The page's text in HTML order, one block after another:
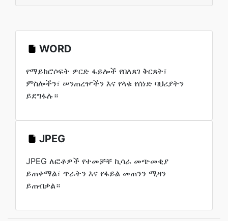
WORD
የማይክሮሶፍት ዎርድ ፋይሎች የበለጸገ ቅርጸት፣
ምስሎችን፣ ሠንጠረዦችን እና የላቁ የሰነድ ባህሪያትን
ይደግፋሉ።
JPEG
JPEG ለፎቶዎች የተመቻቸ ኪሳራ መጭመቂያ
ይጠቀማል፣ ጥራትን እና የፋይል መጠንን ሚዛን
ይጠብቃል።